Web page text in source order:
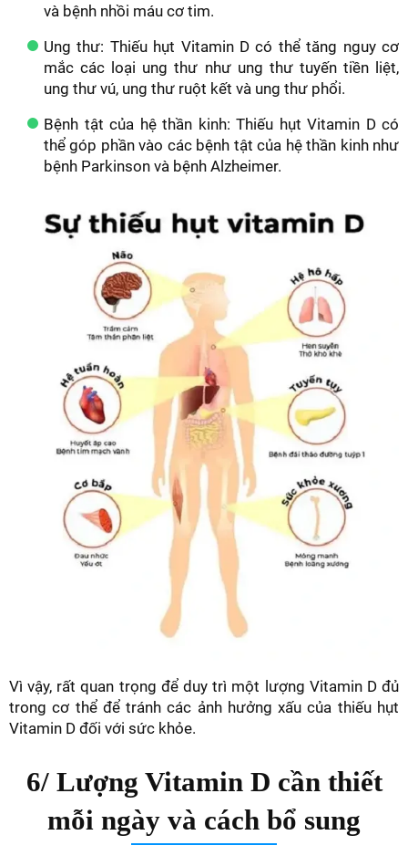
và bệnh nhồi máu cơ tim.
Ung thư: Thiếu hụt Vitamin D có thể tăng nguy cơ
mắc các loại ung thư như ung thư tuyến tiền liệt,
ung thư vú, ung thư ruột kết và ung thư phổi.
Bệnh tật của hệ thần kinh: Thiếu hụt Vitamin D có
thể góp phần vào các bệnh tật của hệ thần kinh như
bệnh Parkinson và bệnh Alzheimer.
Vì vậy, rất quan trọng để duy trì một lượng Vitamin D đủ
trong cơ thể để tránh các ảnh hưởng xấu của thiếu hụt
Vitamin D đối với sức khỏe.
6/ Lượng Vitamin D cần thiết
mỗi ngày và cách bổ sung